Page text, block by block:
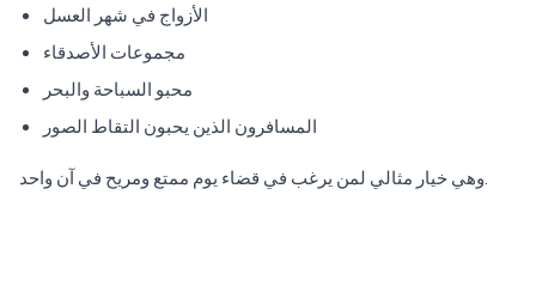
الأزواج في شهر العسل
مجموعات الأصدقاء
محبو السباحة والبحر
المسافرون الذين يحبون التقاط الصور
وهي خيار مثالي لمن يرغب في قضاء يوم ممتع ومريح في آن واحد.